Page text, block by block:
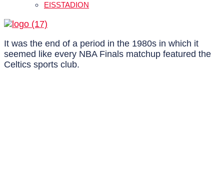
EISSTADION
It was the end of a period in the 1980s in which it
seemed like every NBA Finals matchup featured the
Celtics sports club.